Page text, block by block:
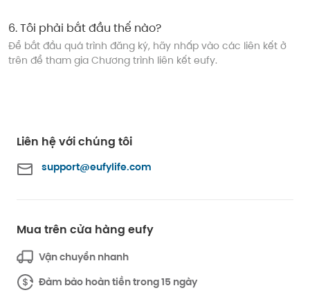
6.Tôi phải bắt đầu thế nào?
Để bắt đầu quá trình đăng ký, hãy nhấp vào các liên kết ở
trên để tham gia Chương trình liên kết eufy.
Liên hệ với chúng tôi
support@eufylife.com
Mua trên cửa hàng eufy
Vận chuyển nhanh
Đảm bảo hoàn tiền trong 15 ngày